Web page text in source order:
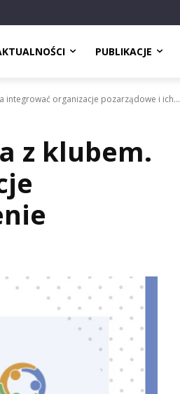
PUBLIKACJE
integrować organizacje pozarządowe i ich...
z klubem.